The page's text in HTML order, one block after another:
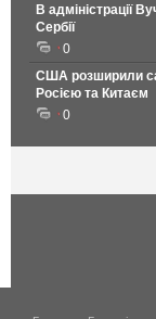
В адміністрації
Сербії
0
США розширили
Росією та Китаєм
0